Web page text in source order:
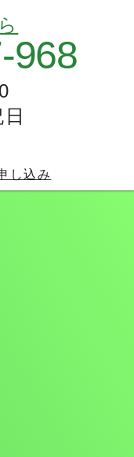
968
し込み